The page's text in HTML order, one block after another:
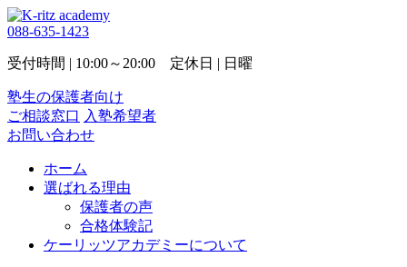
088-635-1423
受付時間 | 10:00～20:00 定休日 | 日曜
塾生の保護者向け
ご相談窓口 入塾希望者
お問い合わせ
ホーム
選ばれる理由
保護者の声
合格体験記
ケーリッツアカデミーについて